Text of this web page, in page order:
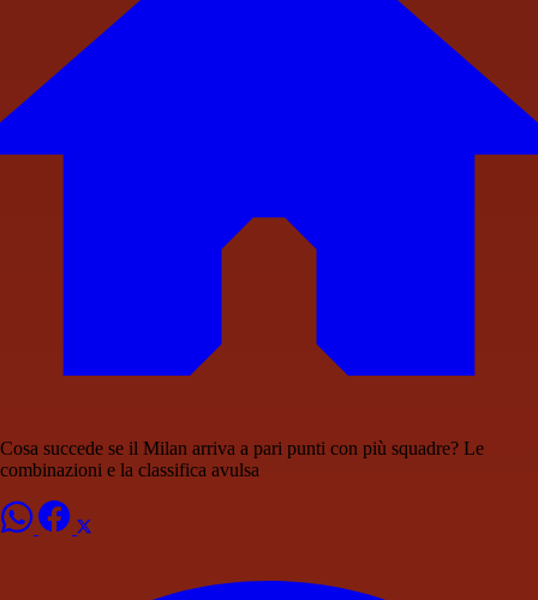
Cosa succede se il Milan arriva a pari punti con più squadre? Le
combinazioni e la classifica avulsa